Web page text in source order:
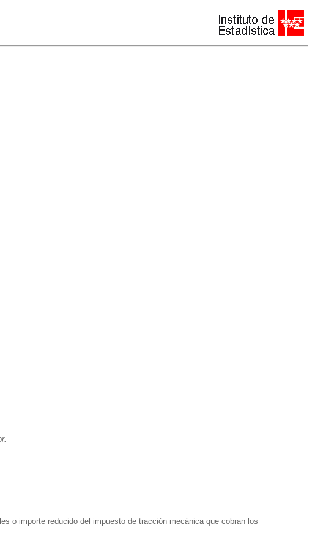
o importe reducido del impuesto de tracción mecánica que cobran los